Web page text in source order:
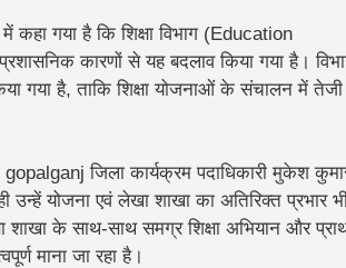
गया है कि शिक्षा विभाग (Education
कारणों से यह बदलाव किया गया है।
गया है, ताकि शिक्षा योजनाओं के संचालन में तेजी
जिला कार्यक्रम पदाधिकारी मुकेश
योजना एवं लेखा शाखा का अतिरिक्त प्रभार भी
शाखा के साथ-साथ समग्र शिक्षा अभियान और
माना जा रहा है।